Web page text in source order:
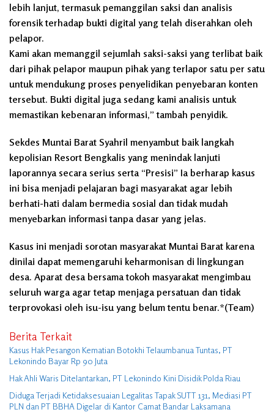
lebih lanjut, termasuk pemanggilan saksi dan analisis
forensik terhadap bukti digital yang telah diserahkan oleh
pelapor.
Kami akan memanggil sejumlah saksi-saksi yang terlibat baik
dari pihak pelapor maupun pihak yang terlapor satu per satu
untuk mendukung proses penyelidikan penyebaran konten
tersebut. Bukti digital juga sedang kami analisis untuk
memastikan kebenaran informasi,” tambah penyidik.
Sekdes Muntai Barat Syahril menyambut baik langkah
kepolisian Resort Bengkalis yang menindak lanjuti
laporannya secara serius serta “Presisi” Ia berharap kasus
ini bisa menjadi pelajaran bagi masyarakat agar lebih
berhati-hati dalam bermedia sosial dan tidak mudah
menyebarkan informasi tanpa dasar yang jelas.
Kasus ini menjadi sorotan masyarakat Muntai Barat karena
dinilai dapat memengaruhi keharmonisan di lingkungan
desa. Aparat desa bersama tokoh masyarakat mengimbau
seluruh warga agar tetap menjaga persatuan dan tidak
terprovokasi oleh isu-isu yang belum tentu benar.*(Team)
Berita Terkait
Kasus Hak Pesangon Kematian Botokhi Telaumbanua Tuntas, PT
Lekonindo Bayar Rp 90 Juta
Hak Ahli Waris Ditelantarkan, PT Lekonindo Kini Disidik Polda Riau
Diduga Terjadi Ketidaksesuaian Legalitas Tapak SUTT 131, Mediasi PT
PLN dan PT BBHA Digelar di Kantor Camat Bandar Laksamana